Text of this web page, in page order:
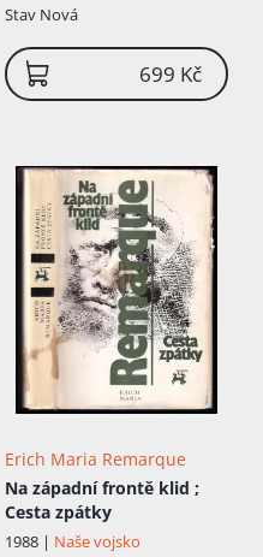
Stav Nová
699 Kč
Erich Maria Remarque
Na západní frontě klid ;
Cesta zpátky
1988 | Naše vojsko